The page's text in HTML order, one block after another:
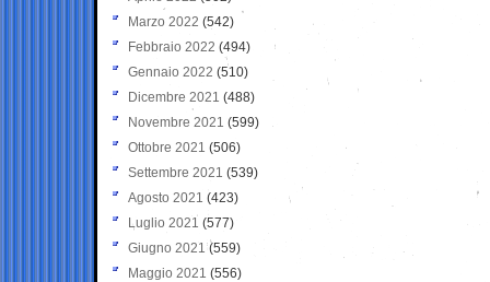
Marzo 2022 (542)
Febbraio 2022 (494)
Gennaio 2022 (510)
Dicembre 2021 (488)
Novembre 2021 (599)
Ottobre 2021 (506)
Settembre 2021 (539)
Agosto 2021 (423)
Luglio 2021 (577)
Giugno 2021(559)
Maggio 2021 (556)